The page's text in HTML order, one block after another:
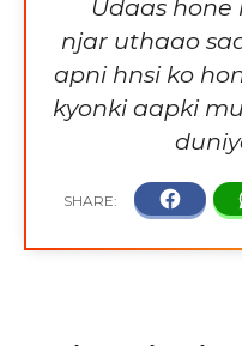
Udaas hone
njar uthaao
apni hnsi ko
kyonki aapki